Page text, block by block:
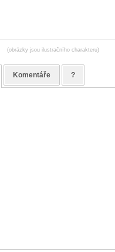
(obrázky jsou ilustračního charakteru)
Komentáře ?